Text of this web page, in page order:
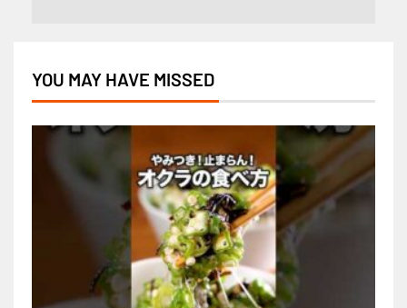
YOU MAY HAVE MISSED